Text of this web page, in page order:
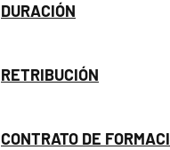
DURACIÓN
RETRIBUCIÓN
CONTRATO DE